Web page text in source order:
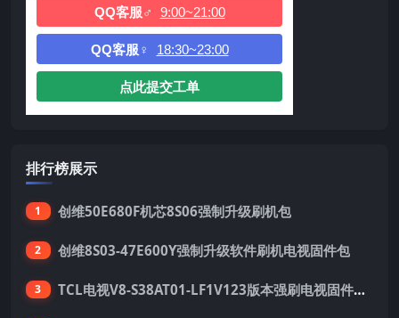
QQ客服♂ 9:00~21:00
QQ客服♀ 18:30~23:00
点此提交工单
排行榜展示
1 创维50E680F机芯8S06强制升级刷机包
2 创维8S03-47E600Y强制升级软件刷机电视固件包
3 TCL电视V8-S38AT01-LF1V123版本强刷电视固件包下载